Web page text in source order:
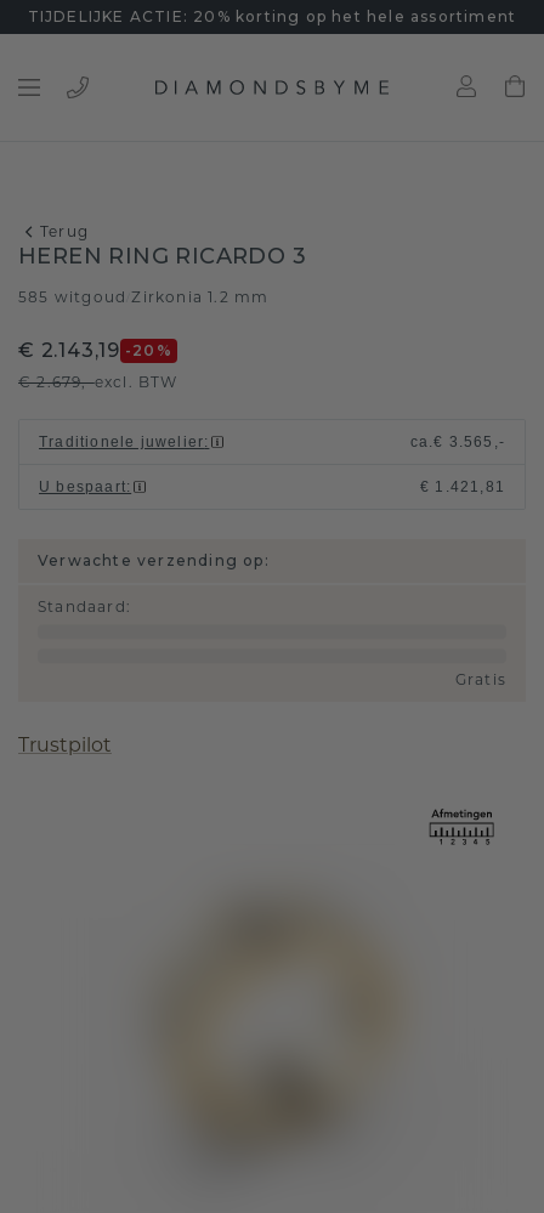
TIJDELIJKE ACTIE: 20% korting op het hele assortiment
Terug
HEREN RING RICARDO 3
585 witgoud Zirkonia 1.2 mm
€ 2.143,19 -20 %
€ 2.679,-excl. BTW
Traditionele juwelier: ca.€ 3.565,-
U bespaart: € 1.421,81
Verwachte verzending op:
Standaard :
Gratis
Trustpilot